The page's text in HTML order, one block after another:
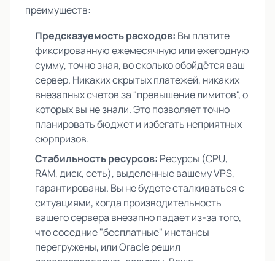
преимуществ:
Предсказуемость расходов: Вы платите
фиксированную ежемесячную или ежегодную
сумму, точно зная, во сколько обойдётся ваш
сервер. Никаких скрытых платежей, никаких
внезапных счетов за "превышение лимитов", о
которых вы не знали. Это позволяет точно
планировать бюджет и избегать неприятных
сюрпризов.
Стабильность ресурсов: Ресурсы (CPU,
RAM, диск, сеть), выделенные вашему VPS,
гарантированы. Вы не будете сталкиваться с
ситуациями, когда производительность
вашего сервера внезапно падает из-за того,
что соседние "бесплатные" инстансы
перегружены, или Oracle решил